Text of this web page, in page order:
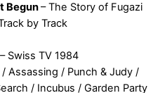
Begun– The Story of Fugazi
by Track
Swiss TV 1984
Assassing / Punch & Judy /
/ Incubus / Garden Party